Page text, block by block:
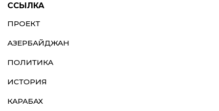
ССЫЛКА
ПРОЕКТ
АЗЕРБАЙДЖАН
ПОЛИТИКА
ИСТОРИЯ
КАРАБАХ